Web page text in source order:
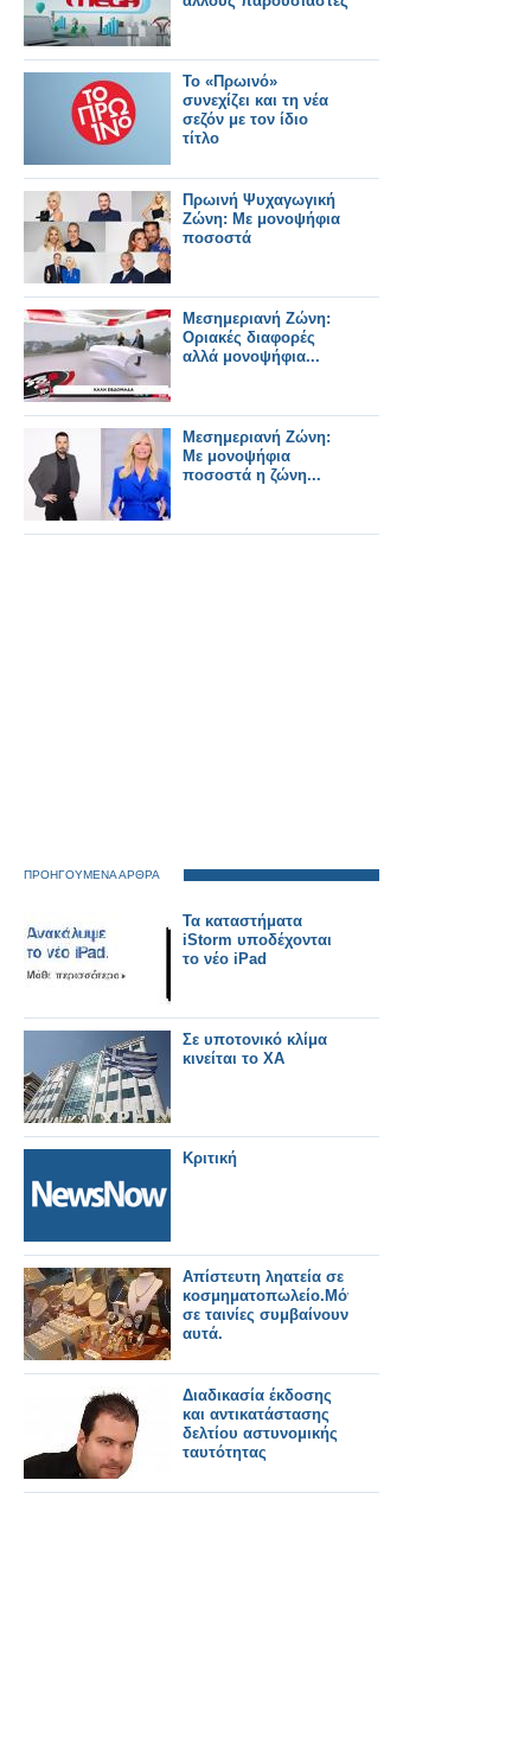
Το «Πρωινό»
συνεχίζει και τη νέα
σεζόν με τον ίδιο
τίτλο
Πρωινή Ψυχαγωγική
Ζώνη: Με μονοψήφια
ποσοστά
Μεσημεριανή Ζώνη:
Οριακές διαφορές
αλλά μονοψήφια...
Μεσημεριανή Ζώνη:
Με μονοψήφια
ποσοστά η ζώνη...
ΠΡΟΗΓΟΥΜΕΝΑ ΑΡΘΡΑ
Τα καταστήματα
iStorm υποδέχονται
το νέο iPad
Σε υποτονικό κλίμα
κινείται το ΧΑ
Κριτική
Απίστευτη ληατεία σε
κοσμηματοπωλείο.Μόνο
σε ταινίες συμβαίνουν
αυτά.
Διαδικασία έκδοσης
και αντικατάστασης
δελτίου αστυνομικής
ταυτότητας